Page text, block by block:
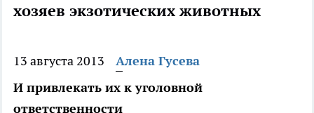
хозяев экзотических животных
13 августа 2013
Алена Гусева
И привлекать их к уголовной
ответственности